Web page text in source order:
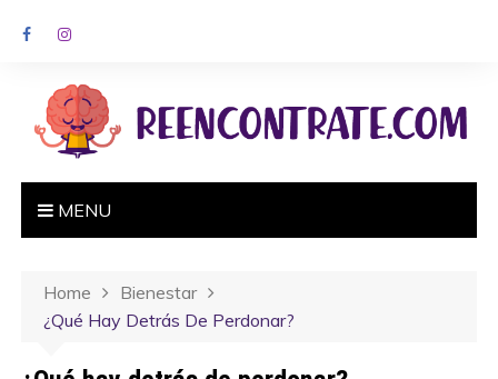
MENU
Home
Bienestar
¿Qué Hay Detrás De Perdonar?